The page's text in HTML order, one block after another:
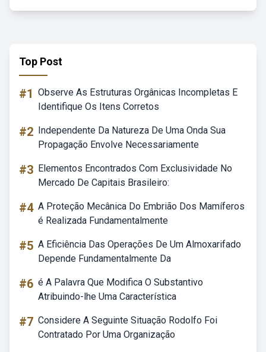
Top Post
#1 Observe As Estruturas Orgânicas Incompletas E
Identifique Os Itens Corretos
#2 Independente Da Natureza De Uma Onda Sua
Propagação Envolve Necessariamente
#3 Elementos Encontrados Com Exclusividade No
Mercado De Capitais Brasileiro:
#4 A Proteção Mecânica Do Embrião Dos Mamíferos
é Realizada Fundamentalmente
#5 A Eficiência Das Operações De Um Almoxarifado
Depende Fundamentalmente Da
#6 é A Palavra Que Modifica O Substantivo
Atribuindo-lhe Uma Característica
#7 Considere A Seguinte Situação Rodolfo Foi
Contratado Por Uma Organização